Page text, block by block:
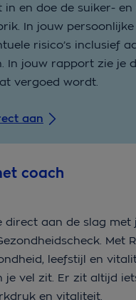
in en doe de suiker-
In jouw
risico’s inclusief
In jouw rapport zie je
vergoed wordt.
aan
coach
aan de slag met
Met
leefstijl en
vel zit. Er zit altijd
en vitaliteit.